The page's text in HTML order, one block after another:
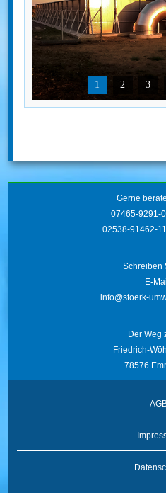
1 2 3
Gerne
07465-9291-0
02538-91462-11
Schreiben
E-
info@stoerk-
Der Weg
Friedrich-
78576